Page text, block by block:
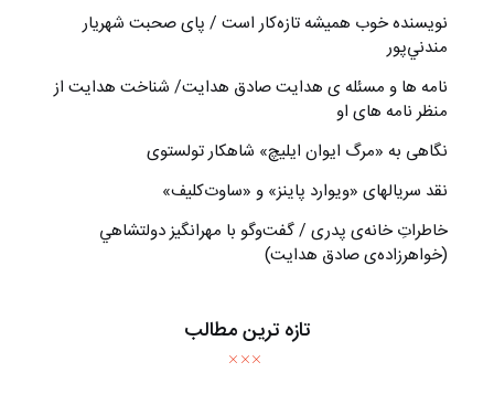
نويسنده خوب هميشه تازه‌كار است / پای صحبت شهريار
مندني‌پور
نامه ها و مسئله ی هدایت صادق هدایت/ شناخت هدایت از
منظر نامه های او
نگاهی به «مرگ ايوان ايليچ» شاهکار تولستوی
نقد سریالهای «ویوارد پاینز» و «ساوت‌کلیف»
خاطراتِ خانه‌ی پدری / گفت‌وگو با مهرانگيز دولتشاهي
(خواهرزاده‌ی صادق هدايت)
تازه ترین مطالب